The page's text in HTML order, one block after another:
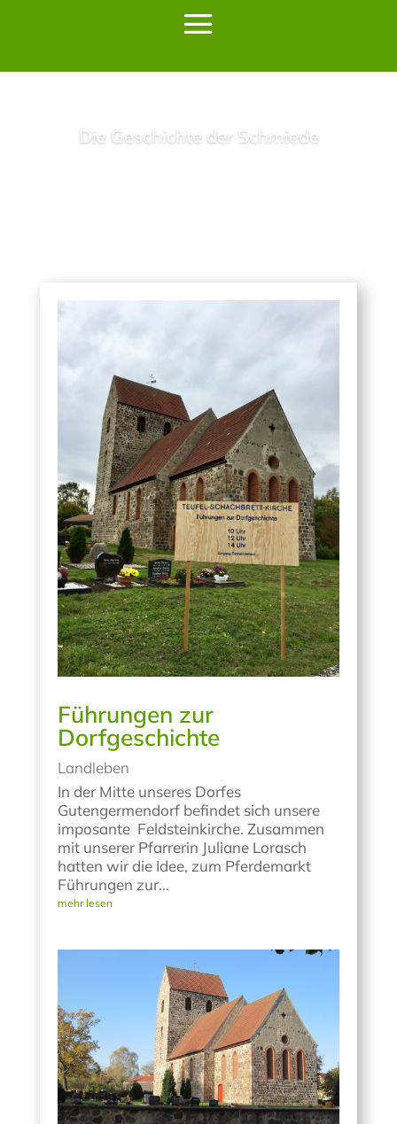
Die Geschichte der Schmiede
Führungen zur
Dorfgeschichte
Landleben
In der Mitte unseres Dorfes
Gutengermendorf befindet sich unsere
imposante Feldsteinkirche. Zusammen
mit unserer Pfarrerin Juliane Lorasch
hatten wir die Idee, zum Pferdemarkt
Führungen zur...
mehr lesen